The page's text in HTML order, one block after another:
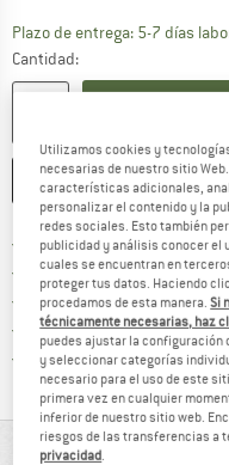
Plazo de entrega: 5-7 días
Cantidad:
GUARDAR
Porte pagado a partir
Derecho de
> 4 000 000 clientes
Todos los artículos se
Protección del
Utilizamos cookies y
necesarias de nuestro sitio
características adicionales,
personalizar el contenido y la
redes sociales. Esto también
publicidad y análisis conocer el
cuales se encuentran en
proteger tus datos. Haciendo clic
procedamos de esta manera.Si
técnicamente necesarias, haz
puedes ajustar la configuración
y seleccionar categorías
necesario para el uso de este
primera vez en cualquier
inferior de nuestro sitio web.
riesgos de las transferencias a
privacidad